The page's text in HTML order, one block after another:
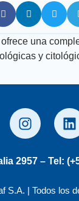
una
y
2957 – Tel:
S.A. | Todos los